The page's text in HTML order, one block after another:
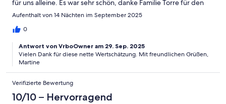
für uns alleine. Es war sehr schön, danke Familie Torre für den
schönen Aufenthalt.
Aufenthalt von 14 Nächten im September 2025
0
Antwort von VrboOwner am 29. Sep. 2025
Vielen Dank für diese nette Wertschätzung. Mit freundlichen Grüßen,
Martine
Verifizierte Bewertung
10/10 – Hervorragend